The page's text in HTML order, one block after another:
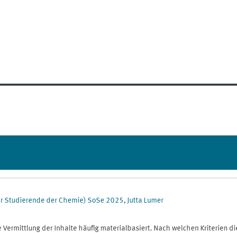
der Chemie) SoSe 2025, Jutta Lumer
der Inhalte häufig materialbasiert. Nach welchen Kriterien